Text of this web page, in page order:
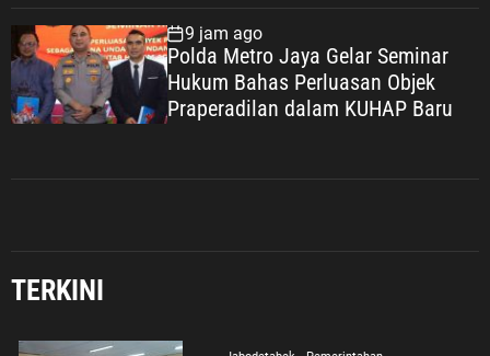
9 jam ago
Polda Metro Jaya Gelar Seminar
Hukum Bahas Perluasan Objek
Praperadilan dalam KUHAP Baru
TERKINI
Luar Negeri, Poltekim Jadi Jalan